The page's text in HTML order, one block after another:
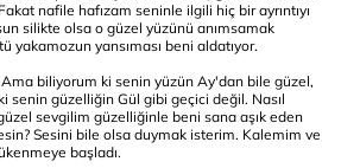
nafile hafızam seninle ilgili hiç bir ayrıntıyı
silikte olsa o güzel yüzünü anımsamak
yakamozun yansıması beni aldatıyor.
biliyorum ki senin yüzün Ay'dan bile güzel,
senin güzelliğin Gül gibi geçici değil. Nasıl
sevgilim güzelliğinle beni sana aşık eden
Sesini bile olsa duymak isterim. Kalemim ve
başladı.